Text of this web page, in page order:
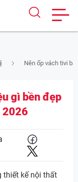
Nên ốp vách tivi
gì bền đẹp
2026
thiết kế nội thất